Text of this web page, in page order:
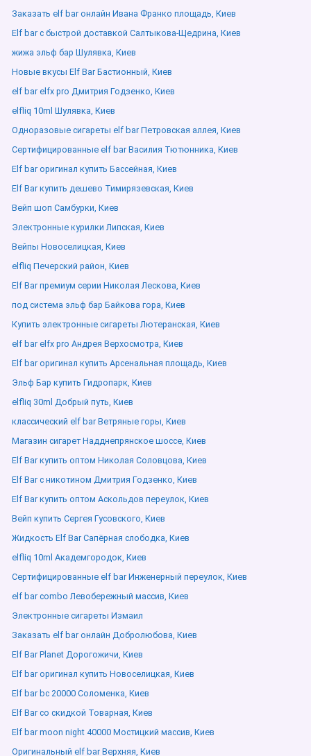
Заказать elf bar онлайн Ивана Франко площадь, Киев
Elf bar с быстрой доставкой Салтыкова-Щедрина, Киев
жижа эльф бар Шулявка, Киев
Новые вкусы Elf Bar Бастионный, Киев
elf bar elfx pro Дмитрия Годзенко, Киев
elfliq 10ml Шулявка, Киев
Одноразовые сигареты elf bar Петровская аллея, Киев
Сертифицированные elf bar Василия Тютюнника, Киев
Elf bar оригинал купить Бассейная, Киев
Elf Bar купить дешево Тимирязевская, Киев
Вейп шоп Самбурки, Киев
Электронные курилки Липская, Киев
Вейпы Новоселицкая, Киев
elfliq Печерский район, Киев
Elf Bar премиум серии Николая Лескова, Киев
под система эльф бар Байкова гора, Киев
Купить электронные сигареты Лютеранская, Киев
elf bar elfx pro Андрея Верхосмотра, Киев
Elf bar оригинал купить Арсенальная площадь, Киев
Эльф Бар купить Гидропарк, Киев
elfliq 30ml Добрый путь, Киев
классический elf bar Ветряные горы, Киев
Магазин сигарет Надднепрянское шоссе, Киев
Elf Bar купить оптом Николая Соловцова, Киев
Elf Bar с никотином Дмитрия Годзенко, Киев
Elf Bar купить оптом Аскольдов переулок, Киев
Вейп купить Сергея Гусовского, Киев
Жидкость Elf Bar Сапёрная слободка, Киев
elfliq 10ml Академгородок, Киев
Сертифицированные elf bar Инженерный переулок, Киев
elf bar combo Левобережный массив, Киев
Электронные сигареты Измаил
Заказать elf bar онлайн Добролюбова, Киев
Elf Bar Planet Дорогожичи, Киев
Elf bar оригинал купить Новоселицкая, Киев
Elf bar bc 20000 Соломенка, Киев
Elf Bar со скидкой Товарная, Киев
Elf bar moon night 40000 Мостицкий массив, Киев
Оригинальный elf bar Верхняя, Киев